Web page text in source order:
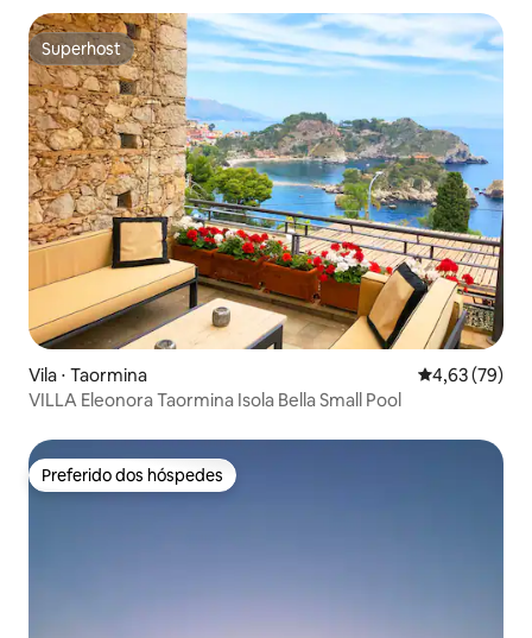
Superhost
Superhost
Vila ⋅ Taormina 4,63 de uma
4,63 (79)
VILLA Eleonora Taormina Isola Bella Small Pool
Preferido dos hóspedes
Preferido dos hóspedes